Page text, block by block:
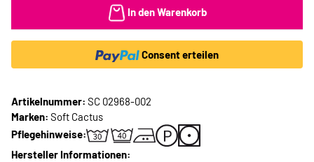
In den Warenkorb
Consent erteilen
Artikelnummer: SC 02968-002
Marken: Soft Cactus
Pflegehinweise:
Hersteller Informationen: